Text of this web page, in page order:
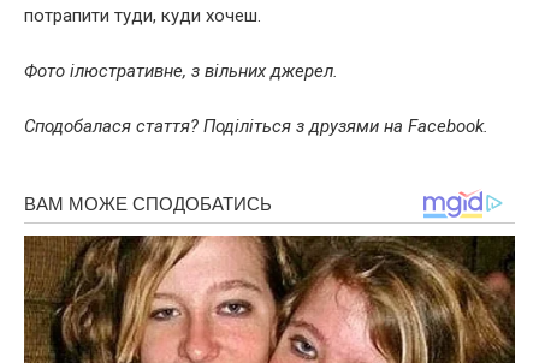
потрапити туди, куди хочеш.
Фото ілюстративне, з вільних джерел.
Сподобалася стаття? Поділіться з друзями на Facebook.